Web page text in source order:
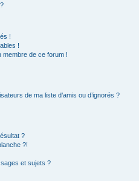
!
!
membre de ce forum !
de ma liste d’amis ou d’ignorés ?
?
?!
et sujets ?